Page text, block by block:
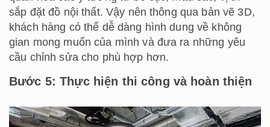
sắp đặt đồ nội thất. Vậy nên thông qua bản vẽ 3D,
khách hàng có thể dễ dàng hình dung về không
gian mong muốn của mình và đưa ra những yêu
cầu chỉnh sửa cho phù hợp hơn.
Bước 5: Thực hiện thi công và hoàn thiện